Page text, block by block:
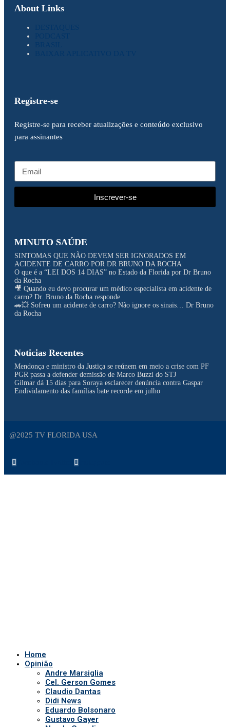
About Links
Registre-se
Registre-se para receber atualizações e conteúdo exclusivo
para assinantes
Inscrever-se
MINUTO SAÚDE
SINTOMAS QUE NÃO DEVEM SER IGNORADOS EM
ACIDENTE DE CARRO POR DR BRUNO DA ROCHA
O que é a “LEI DOS 14 DIAS” no Estado da Florida por Dr Bruno
da Rocha
🎥 Quando eu devo procurar um médico especialista em acidente de
carro? Dr. Bruno da Rocha responde
🚗💥 Sofreu um acidente de carro? Não ignore os sinais… Dr Bruno
da Rocha
Noticias Recentes
Mendonça e ministro da Justiça se reúnem em meio a crise com PF
PGR passa a defender demissão de Marco Buzzi do STJ
Gilmar dá 15 dias para Soraya esclarecer denúncia contra Gaspar
Endividamento das famílias bate recorde em julho
@2025 TV FLORIDA USA
Vinicius Carrion
TV Show
Auriverde Brasil
Dicas de Visão
Fio diário
Interview
Saúde Bucal
Tv Miami USA